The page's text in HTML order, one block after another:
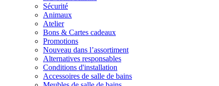
Sécurité
Animaux
Atelier
Bons & Cartes cadeaux
Promotions
Nouveau dans l’assortiment
Alternatives responsables
Conditions d'installation
Accessoires de salle de bains